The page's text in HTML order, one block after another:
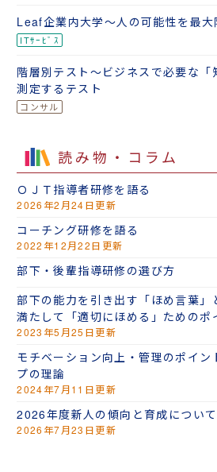
Leaf企業内大学～人の可能性を最
階層別テスト～ビジネスで必要な「
測定するテスト
読み物・コラム
ＯＪＴ指導者研修を語る
2026年2月24日更新
コーチング研修を語る
2022年12月22日更新
部下・後輩指導研修の選び方
部下の能力を引き出す「ほめ言葉」
満たして「適切にほめる」ためのポ
2023年5月25日更新
モチベーション向上・管理のポイン
プの理論
2024年7月11日更新
2026年度新人の傾向と育成について
2026年7月23日更新